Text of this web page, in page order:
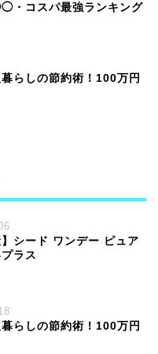
コスパ最強ランキング
らしの節約術！100万円
】シード ワンデー ピュア
ラス
らしの節約術！100万円